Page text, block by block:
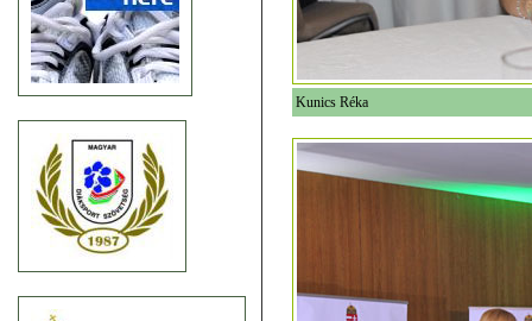
Kunics Réka